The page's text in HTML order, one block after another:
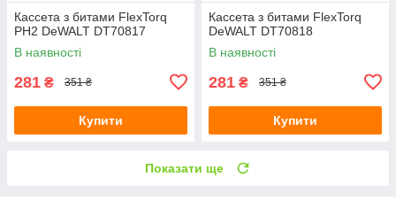
Кассета з битами FlexTorq
PH2 DeWALT DT70817
В наявності
281 ₴ 351 ₴
Купити
Кассета з битами FlexTorq
DeWALT DT70818
В наявності
281 ₴ 351 ₴
Купити
Показати ще